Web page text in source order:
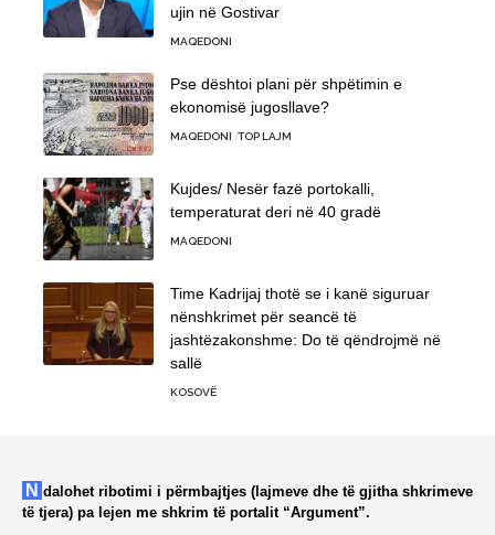
ujin në Gostivar
MAQEDONI
Pse dështoi plani për shpëtimin e
ekonomisë jugosllave?
MAQEDONI TOP LAJM
Kujdes/ Nesër fazë portokalli,
temperaturat deri në 40 gradë
MAQEDONI
Time Kadrijaj thotë se i kanë siguruar
nënshkrimet për seancë të
jashtëzakonshme: Do të qëndrojmë në
sallë
KOSOVË
Ndalohet ribotimi i përmbajtjes (lajmeve dhe të gjitha shkrimeve
të tjera) pa lejen me shkrim të portalit “Argument”.